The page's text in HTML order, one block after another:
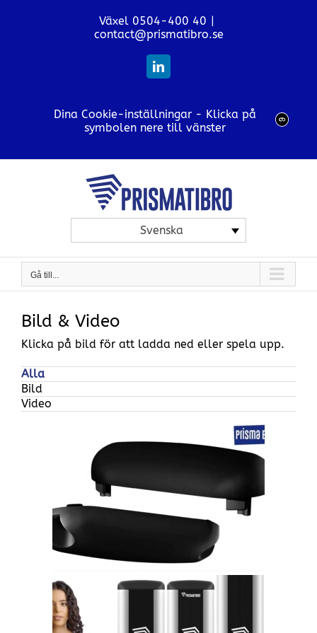
Växel 0504-400 40 |
contact@prismatibro.se
LinkedIn
Dina Cookie-inställningar - Klicka på
symbolen nere till vänster
Svenska
Gå till...
Bild & Video
Klicka på bild för att ladda ned eller spela upp.
Alla
Bild
Video